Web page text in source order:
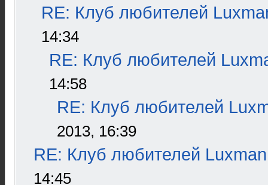
RE: Клуб любителей
14:34
RE: Клуб любителей
14:58
RE: Клуб любителей
2013, 16:39
RE: Клуб любителей Luxman
14:45